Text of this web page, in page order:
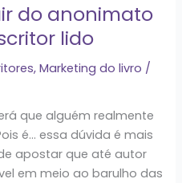
do anonimato
lido
,Marketing do livro /
que alguém realmente
é… essa dúvida é mais
apostar que até autor
em meio ao barulho das